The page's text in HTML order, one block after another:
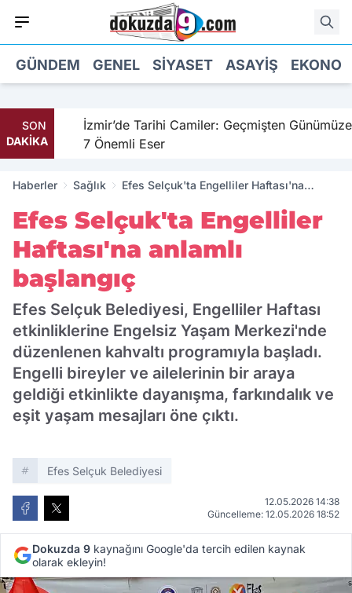
GÜNDEM GENEL SIYASET ASAYIŞ
SON
DAKİKA
İzmir’de Tarihi Camiler: Geçmişten Günümüze
7 Önemli Eser
Haberler Sağlık
Efes Selçuk'ta Engelliler Haftası'na
Efes Selçuk'ta Engelliler
Haftası'na anlamlı
başlangıç
Efes Selçuk Belediyesi, Engelliler Haftası
etkinliklerine Engelsiz Yaşam Merkezi'nde
düzenlenen kahvaltı programıyla başladı.
Engelli bireyler ve ailelerinin bir araya
geldiği etkinlikte dayanışma, farkındalık ve
eşit yaşam mesajları öne çıktı.
Efes Selçuk Belediyesi
12.05.2026 14:38
Güncelleme: 12.05.2026 18:52
Dokuzda 9 kaynağını Google'da tercih edilen kaynak
olarak ekleyin!